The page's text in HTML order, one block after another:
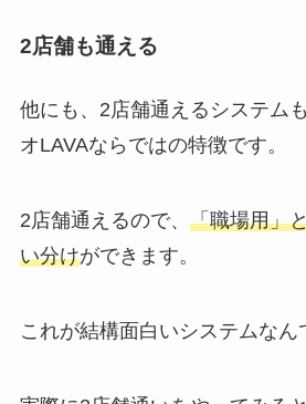
2店舗も通える
他にも、2店舗通えるシステム
オLAVAならではの特徴です。
2店舗通えるので、 「職場用」
い分けができます。
これが結構面白いシステムなん